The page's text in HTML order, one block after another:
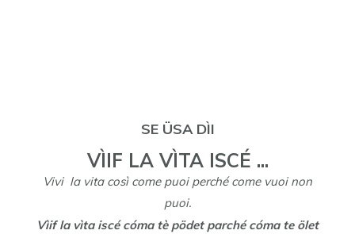
SE ÜSA DÌI
VÌIF LA VÌTA ISCÉ ...
Vivi la vita così come puoi perché come vuoi non
puoi.
Vìif la vìta iscé cóma tè pödet parché cóma te ölet